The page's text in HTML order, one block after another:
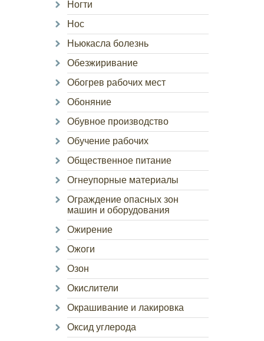
Ногти
Нос
Ньюкасла болезнь
Обезжиривание
Обогрев рабочих мест
Обоняние
Обувное производство
Обучение рабочих
Общественное питание
Огнеупорные материалы
Ограждение опасных зон
машин и оборудования
Ожирение
Ожоги
Озон
Окислители
Окрашивание и лакировка
Оксид углерода